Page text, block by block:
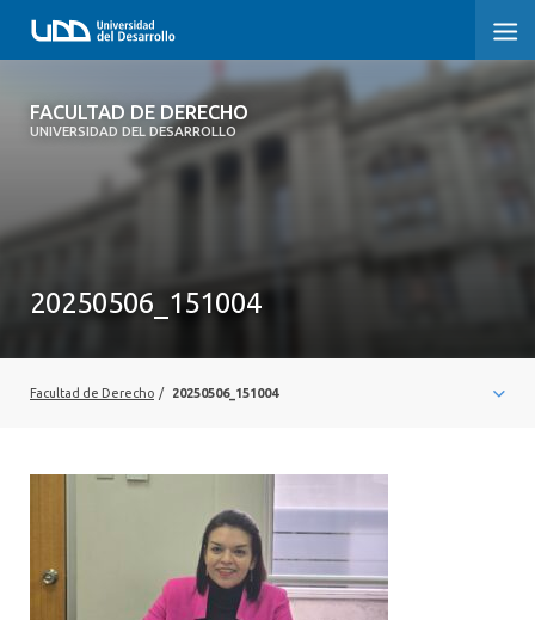
FACULTAD DE DERECHO
UNIVERSIDAD DEL DESARROLLO
FACULTAD DE DERECHO
SOBRE LA FACULTAD
VINCULACIÓN CON EL MEDIO
20250506_151004
Facultad de Derecho / 20250506_151004